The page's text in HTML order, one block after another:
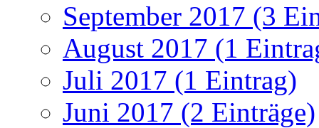
September 2017 (3
August 2017 (1
Juli 2017 (1 Eintrag)
Juni 2017 (2 Einträge)